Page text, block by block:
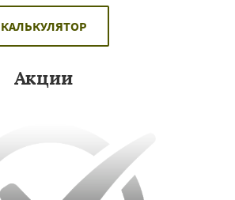
КАЛЬКУЛЯТОР
Акции